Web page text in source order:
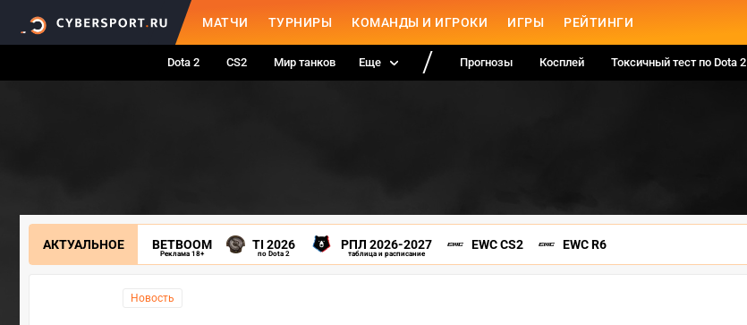
МАТЧИ ТУРНИРЫ КОМАНДЫ И ИГРОКИ ИГРЫ РЕЙТИНГИ
Dota 2 CS2 Мир танков Еще Прогнозы Косплей Токсичный тест по Dota 2
АКТУАЛЬНОЕ BETBOOM
Реклама 18+
TI 2026
по Dota 2
РПЛ 2026-2027
таблица и расписание
EWC CS2 EWC R6
Новость